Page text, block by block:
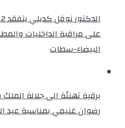
على مراقبة الداخليات
البيضاء-سطات
برقية تهنئة الى جلالة
رضوان غنيمي بمناسبة عيد